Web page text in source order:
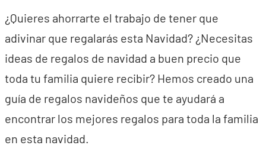
¿Quieres ahorrarte el trabajo de tener que
adivinar que regalarás esta Navidad? ¿Necesitas
ideas de regalos de navidad a buen precio que
toda tu familia quiere recibir? Hemos creado una
guía de regalos navideños que te ayudará a
encontrar los mejores regalos para toda la familia
en esta navidad.